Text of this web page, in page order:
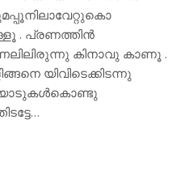
. പ്രണത്തിന്‍
കിനാവു കാണൂ .
യിവിടെക്കിടന്നു